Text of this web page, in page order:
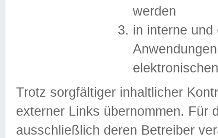
werden
in interne
Trotz sorgfältiger inhaltlicher
externer Links übernommen. Für
ausschließlich deren Betreiber